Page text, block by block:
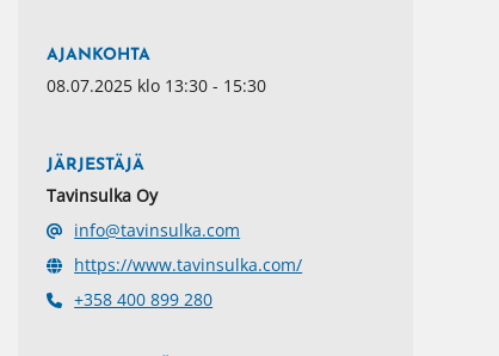
AJANKOHTA
08.07.2025 klo 13:30 - 15:30
JÄRJESTÄJÄ
Tavinsulka Oy
info@tavinsulka.com
https://www.tavinsulka.com/
+358 400 899 280